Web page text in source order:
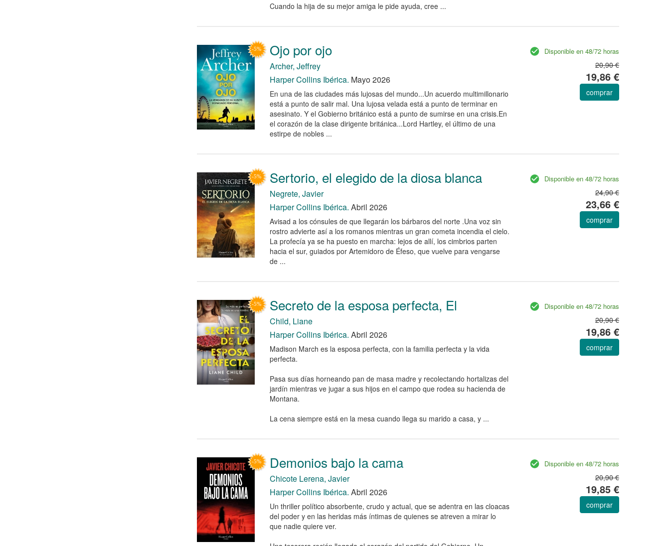
Cuando la hija de su mejor amiga le pide ayuda, cree ...
Ojo por ojo
Archer, Jeffrey
Harper Collins Ibérica. Mayo 2026
En una de las ciudades más lujosas del mundo...Un acuerdo multimillonario
está a punto de salir mal. Una lujosa velada está a punto de terminar en
asesinato. Y el Gobierno británico está a punto de sumirse en una crisis.En
el corazón de la clase dirigente británica...Lord Hartley, el último de una
estirpe de nobles ...
Disponible en 48/72 horas
20,90 €
19,86 €
comprar
Sertorio, el elegido de la diosa blanca
Negrete, Javier
Harper Collins Ibérica. Abril 2026
Avisad a los cónsules de que llegarán los bárbaros del norte .Una voz sin
rostro advierte así a los romanos mientras un gran cometa incendia el cielo.
La profecía ya se ha puesto en marcha: lejos de allí, los cimbrios parten
hacia el sur, guiados por Artemidoro de Éfeso, que vuelve para vengarse
de ...
Disponible en 48/72 horas
24,90 €
23,66 €
comprar
Secreto de la esposa perfecta, El
Child, Liane
Harper Collins Ibérica. Abril 2026
Madison March es la esposa perfecta, con la familia perfecta y la vida
perfecta.
Pasa sus días horneando pan de masa madre y recolectando hortalizas del
jardín mientras ve jugar a sus hijos en el campo que rodea su hacienda de
Montana.
La cena siempre está en la mesa cuando llega su marido a casa, y ...
Disponible en 48/72 horas
20,90 €
19,86 €
comprar
Demonios bajo la cama
Chicote Lerena, Javier
Harper Collins Ibérica. Abril 2026
Un thriller político absorbente, crudo y actual, que se adentra en las cloacas
del poder y en las heridas más íntimas de quienes se atreven a mirar lo
que nadie quiere ver.
Disponible en 48/72 horas
20,90 €
19,85 €
comprar